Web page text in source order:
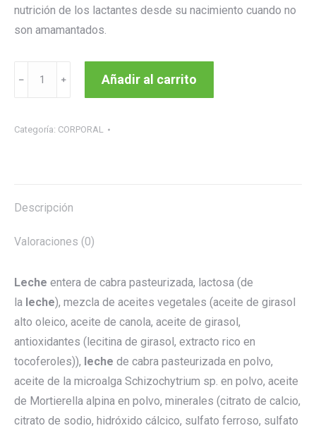
nutrición de los lactantes desde su nacimiento cuando no
son amamantados.
INFANTIL
Añadir al carrito
Categoría: CORPORAL
Descripción
Valoraciones (0)
Leche entera de cabra pasteurizada, lactosa (de
la leche), mezcla de aceites vegetales (aceite de girasol
alto oleico, aceite de canola, aceite de girasol,
antioxidantes (lecitina de girasol, extracto rico en
tocoferoles)), leche de cabra pasteurizada en polvo,
aceite de la microalga Schizochytrium sp. en polvo, aceite
de Mortierella alpina en polvo, minerales (citrato de calcio,
citrato de sodio, hidróxido cálcico, sulfato ferroso, sulfato